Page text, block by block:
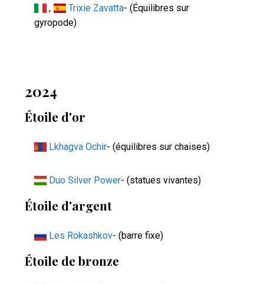
, Trixie Zavatta- (Équilibres sur
gyropode)
2024
Étoile d'or
Lkhagva Ochir- (équilibres sur chaises)
Duo Silver Power- (statues vivantes)
Étoile d'argent
Les Rokashkov- (barre fixe)
Étoile de bronze